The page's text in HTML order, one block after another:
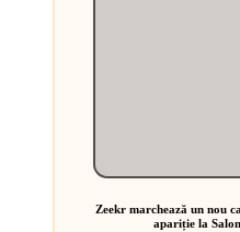
Zeekr marchează un nou
apariție la